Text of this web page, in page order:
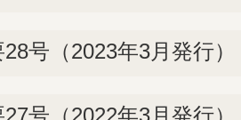
号（2023年3月発行）
号（2022年3月発行）